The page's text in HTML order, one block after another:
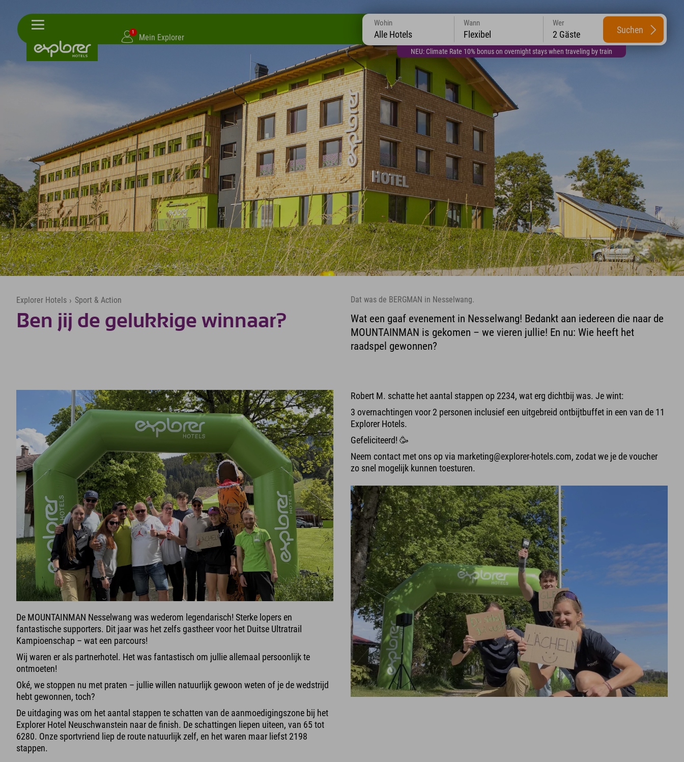
1
Mein Explorer
NEU: Climate Rate 10% bonus on overnight stays when traveling by train
Wohin
Alle Hotels
Wann
Flexibel
Wer
2 Gäste Suchen
Explorer Hotels › Sport & Action
Ben jij de gelukkige winnaar?
Dat was de BERGMAN in Nesselwang.
Wat een gaaf evenement in Nesselwang! Bedankt aan iedereen die naar de
MOUNTAINMAN is gekomen – we vieren jullie! En nu: Wie heeft het
raadspel gewonnen?
De MOUNTAINMAN Nesselwang was wederom legendarisch! Sterke lopers en
fantastische supporters. Dit jaar was het zelfs gastheer voor het Duitse Ultratrail
Kampioenschap – wat een parcours!
Wij waren er als partnerhotel. Het was fantastisch om jullie allemaal persoonlijk te
ontmoeten!
Oké, we stoppen nu met praten – jullie willen natuurlijk gewoon weten of je de wedstrijd
hebt gewonnen, toch?
De uitdaging was om het aantal stappen te schatten van de aanmoedigingszone bij het
Explorer Hotel Neuschwanstein naar de finish. De schattingen liepen uiteen, van 65 tot
6280. Onze sportvriend liep de route natuurlijk zelf, en het waren maar liefst 2198
stappen.
Robert M. schatte het aantal stappen op 2234, wat erg dichtbij was. Je wint:
3 overnachtingen voor 2 personen inclusief een uitgebreid ontbijtbuffet in een van de 11
Explorer Hotels.
Gefeliciteerd! 🥳
Neem contact met ons op via marketing@explorer-hotels.com, zodat we je de voucher
zo snel mogelijk kunnen toesturen.